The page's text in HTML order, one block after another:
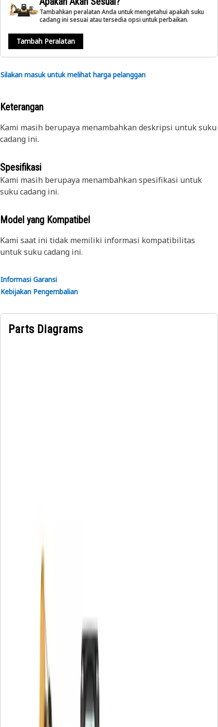
Tambahkan peralatan Anda untuk mengetahui apakah suku
cadang ini sesuai atau tersedia opsi untuk perbaikan.
Tambah Peralatan
Silakan masuk untuk melihat harga pelanggan
Keterangan
Kami masih berupaya menambahkan deskripsi untuk suku
cadang ini.
Spesifikasi
Kami masih berupaya menambahkan spesifikasi untuk
suku cadang ini.
Model yang Kompatibel
Kami saat ini tidak memiliki informasi kompatibilitas
untuk suku cadang ini.
Informasi Garansi
Kebijakan Pengembalian
Parts Diagrams